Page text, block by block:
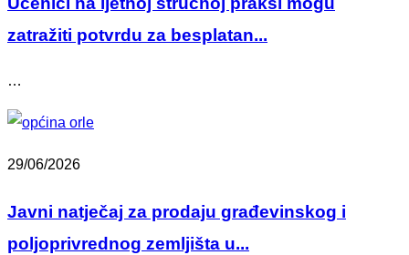
zatražiti potvrdu za besplatan...
…
29/06/2026
Javni natječaj za prodaju građevinskog i
poljoprivrednog zemljišta u...